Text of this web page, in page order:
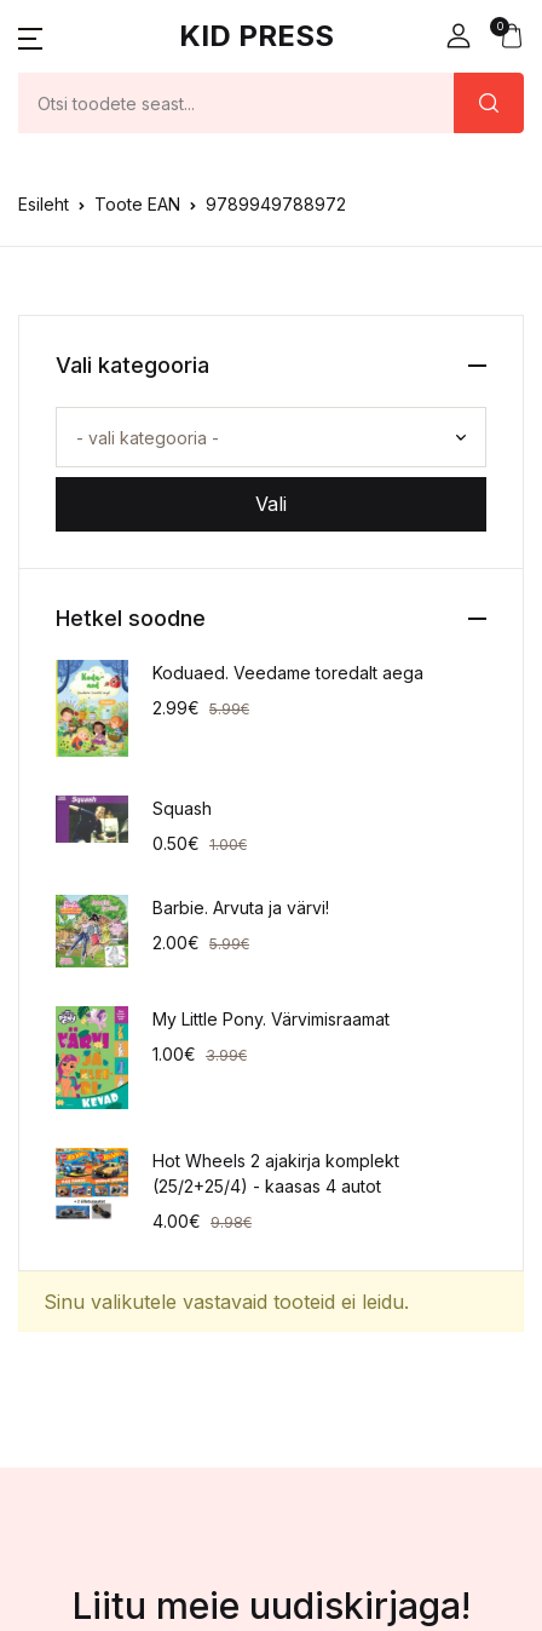
KID PRESS 0
Esileht Toote EAN 9789949788972
Sinu valikutele vastavaid tooteid ei leidu.
Vali kategooria
Vali
Hetkel soodne
Koduaed. Veedame toredalt aega
2.99€ 5.99€
Squash
0.50€ 1.00€
Barbie. Arvuta ja värvi!
2.00€ 5.99€
My Little Pony. Värvimisraamat
1.00€ 3.99€
Hot Wheels 2 ajakirja komplekt
(25/2+25/4) - kaasas 4 autot
4.00€ 9.98€
Liitu meie uudiskirjaga!